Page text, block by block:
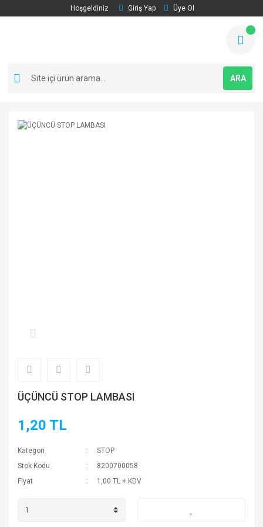
Hoşgeldiniz Giriş Yap Üye Ol
ARA
ÜÇÜNCÜ STOP LAMBASI
1,20 TL
Kategori
STOP
Stok Kodu
8200700058
Fiyat
1,00 TL + KDV